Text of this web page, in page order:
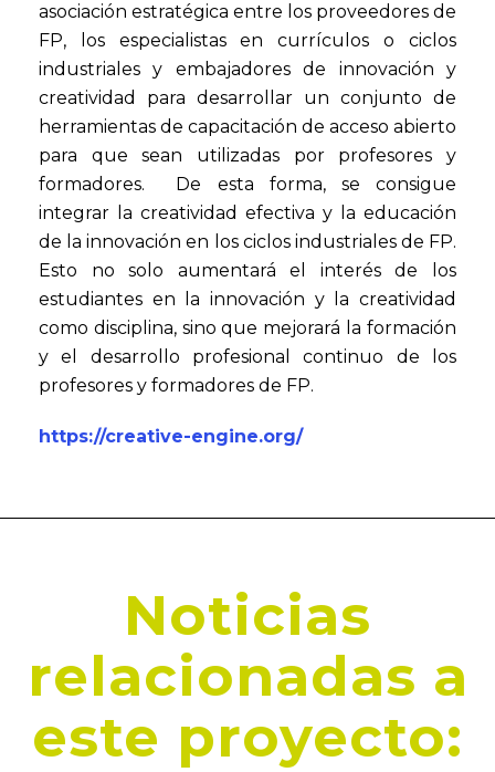
asociación estratégica entre los proveedores de
FP, los especialistas en currículos o ciclos
industriales y embajadores de innovación y
creatividad para desarrollar un conjunto de
herramientas de capacitación de acceso abierto
para que sean utilizadas por profesores y
formadores. De esta forma, se consigue
integrar la creatividad efectiva y la educación
de la innovación en los ciclos industriales de FP.
Esto no solo aumentará el interés de los
estudiantes en la innovación y la creatividad
como disciplina, sino que mejorará la formación
y el desarrollo profesional continuo de los
profesores y formadores de FP.
https://creative-engine.org/
Noticias
relacionadas a
este proyecto: